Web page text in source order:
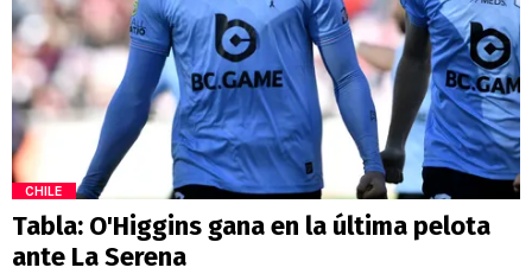
CHILE
Tabla: O'Higgins gana en la última pelota
ante La Serena